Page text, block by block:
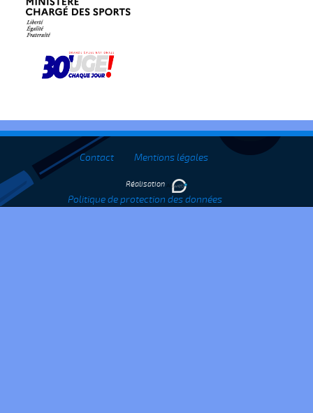
Contact Mentions légales
Politique de protection des données
Réalisation